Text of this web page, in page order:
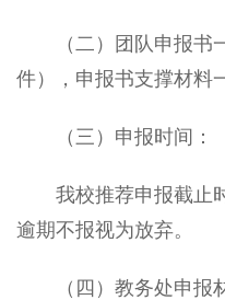
（二）团队申报书一
件），申报书支撑材料
（三）申报时间：
我校推荐申报截止时
逾期不报视为放弃。
（四）教务处申报